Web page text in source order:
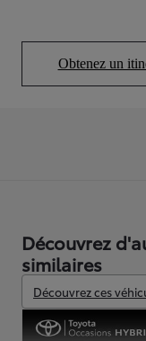
Obtenez un
Découvrez
similaires
Découvrez ces